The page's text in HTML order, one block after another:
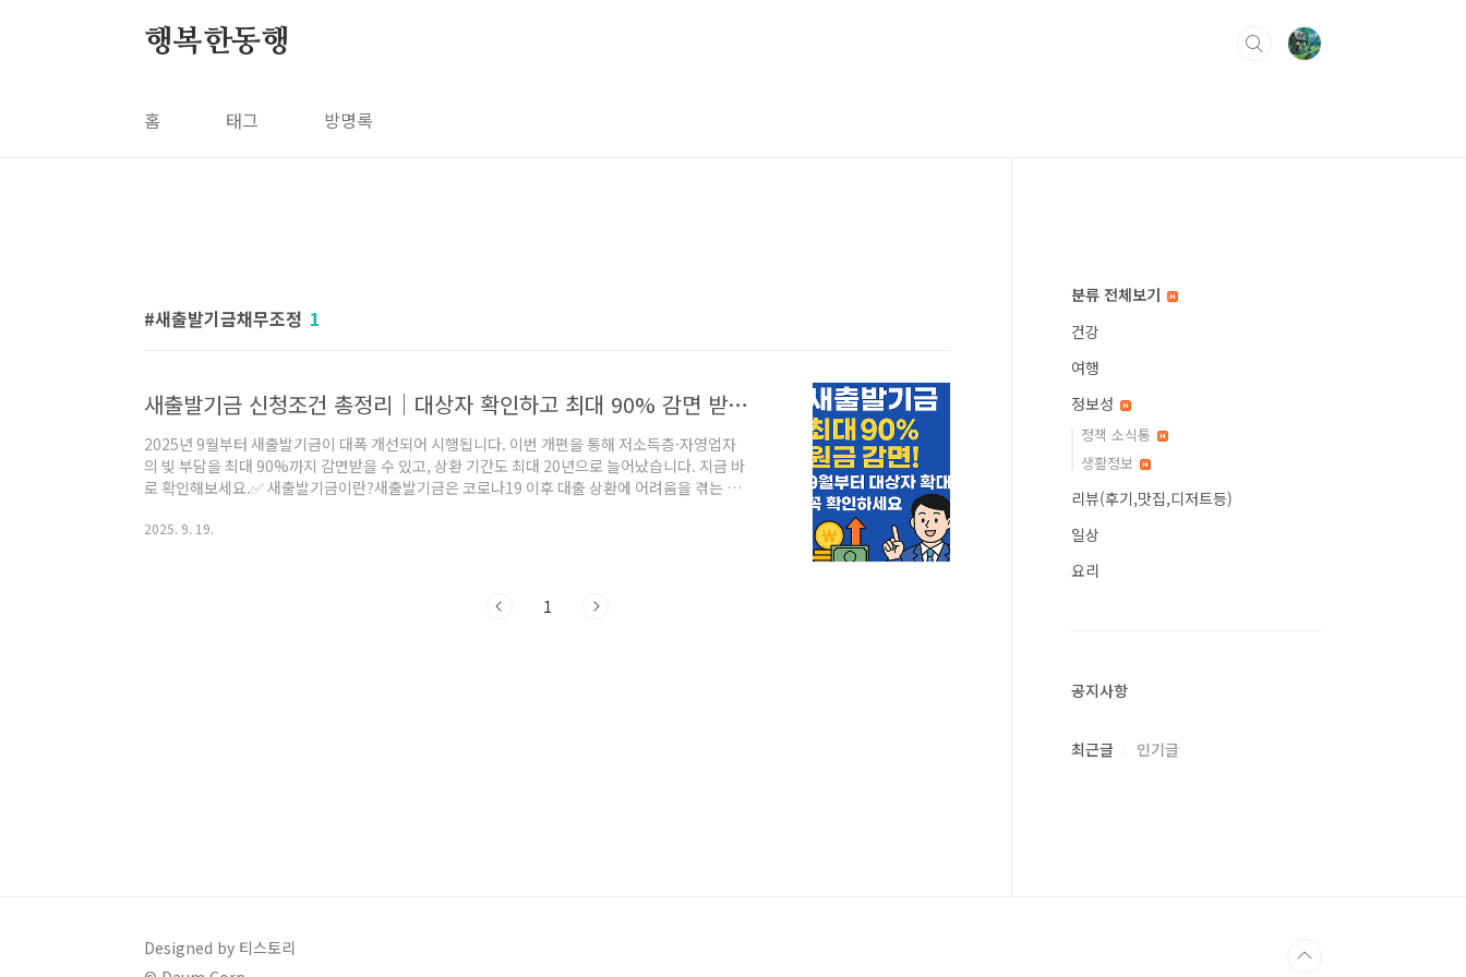
행복한동행
홈 태그 방명록
새출발기금채무조정 1
새출발기금 신청조건 총정리｜대상자 확인하고 최대 90% 감면 받는 법
2025년 9월부터 새출발기금이 대폭 개선되어 시행됩니다. 이번 개편을 통해 저소득층·자영업자
의 빚 부담을 최대 90%까지 감면받을 수 있고, 상환 기간도 최대 20년으로 늘어났습니다. 지금 바
로 확인해보세요.✅ 새출발기금이란?새출발기금은 코로나19 이후 대출 상환에 어려움을 겪는 소
을 통해 재기를 지원하는 제도입니다.📋 신청 자격 조건✅ 2020년 4월 ~ 2025년 6월 사이 사업 영
2025. 9. 19.
1
분류 전체보기
건강
여행
정보성
정책 소식통
생활정보
리뷰(후기,맛집,디저트등)
일상
요리
공지사항
최근글 인기글
Designed by 티스토리